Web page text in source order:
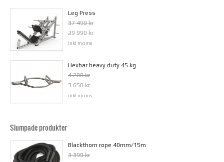
Leg Press
37 490 kr
29 990 kr
inkl moms
Hexbar heavy duty 45 kg
4 200 kr
3 650 kr
inkl moms
Slumpade produkter
Blackthorn rope 40mm/15m
3 399 kr